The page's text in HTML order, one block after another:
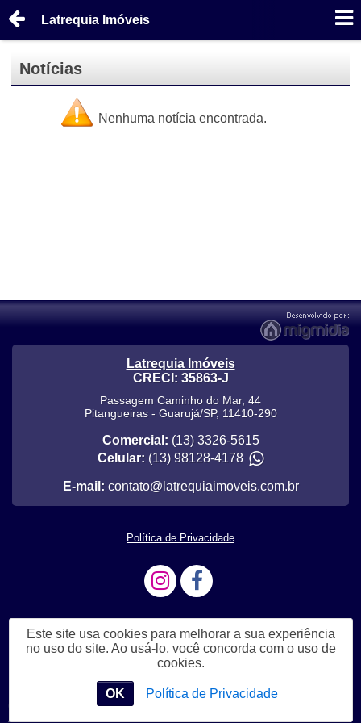
Latrequia Imóveis
Notícias
Nenhuma notícia encontrada.
Me Chame no WhatsApp
Latrequia Imóveis
CRECI: 35863-J
Passagem Caminho do Mar, 44
Pitangueiras- Guarujá/SP, 11410-290
Comercial: (13) 3326-5615
Celular: (13) 98128-4178
E-mail: contato@latrequiaimoveis.com.br
Política de Privacidade
Este site usa cookies para melhorar a sua experiência
no uso do site. Ao usá-lo, você concorda com o uso de
cookies.
OK Política de Privacidade